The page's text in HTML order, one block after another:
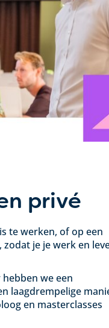
privé
te werken, of op een
je je werk en
we een
laagdrempelige
en masterclasses